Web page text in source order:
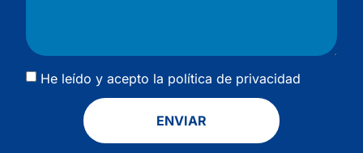
He leído y acepto la política de privacidad
ENVIAR